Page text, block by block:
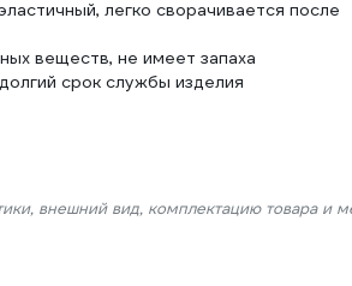
легко сворачивается после
веществ, не имеет запаха
срок службы изделия
внешний вид, комплектацию товара и